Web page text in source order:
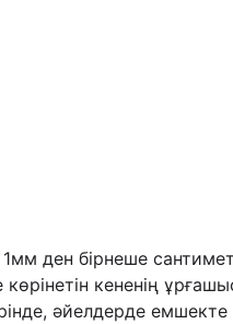
ден бірнеше
көрінетін кененің
əйелдерде емшекте